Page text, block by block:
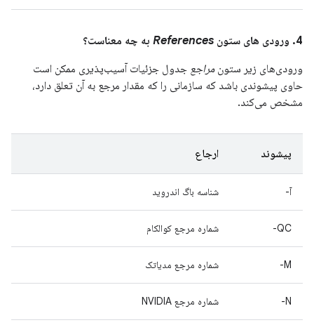
4. ورودی های ستون References به چه معناست؟
ورودی‌های زیر ستون مراجع جدول جزئیات آسیب‌پذیری ممکن است
حاوی پیشوندی باشد که سازمانی را که مقدار مرجع به آن تعلق دارد،
مشخص می‌کند.
پیشوند ارجاع
آ- شناسه باگ اندروید
QC- شماره مرجع کوالکام
M- شماره مرجع مدیاتک
N- شماره مرجع NVIDIA